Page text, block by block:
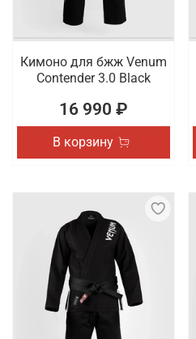
Кимоно для бжж Venum
Contender 3.0 Black
16 990 ₽
В корзину